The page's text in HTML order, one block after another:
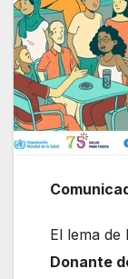
El lema de
Donante